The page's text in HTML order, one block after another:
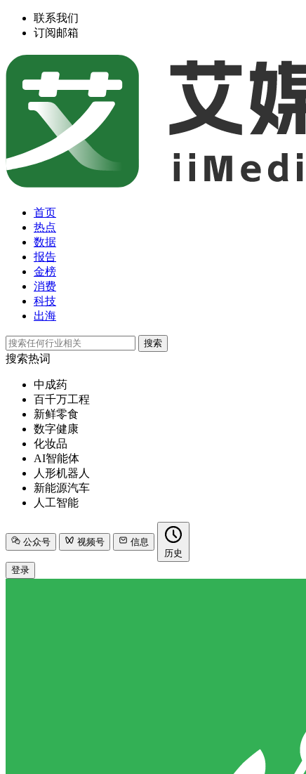
联系我们
订阅邮箱
首页
热点
数据
报告
金榜
消费
科技
出海
搜索
搜索热词
中成药
百千万工程
新鲜零食
数字健康
化妆品
AI智能体
人形机器人
新能源汽车
人工智能
公众号 视频号
信息
历史
登录